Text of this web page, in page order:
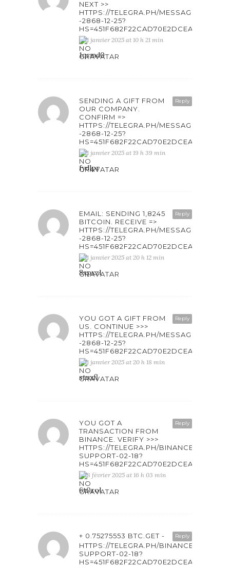
NEXT >>
HTTPS://TELEGRA.PH/MESSAGE-
-2868-12-25?
11 janvier 2025 at 10 h 21 min
1qcmd0
Reply
SENDING A GIFT FROM
OUR COMPANY.
CONFIRM =>
HTTPS://TELEGRA.PH/MESSAGE-
-2868-12-25?
11 janvier 2025 at 19 h 39 min
fydlpr
Reply
EMAIL: SENDING 1,8245
BITCOIN. RECEIVE =>
HTTPS://TELEGRA.PH/MESSAGE-
-2868-12-25?
11 janvier 2025 at 20 h 12 min
8spxzl
Reply
YOU GOT A GIFT FROM
US. CONTINUE >>>
HTTPS://TELEGRA.PH/MESSAGE-
-2868-12-25?
11 janvier 2025 at 20 h 18 min
stuxfl
Reply
YOU GOT A
TRANSACTION FROM
BINANCE. VERIFY >>>
HTTPS://TELEGRA.PH/BINANCE-
SUPPORT-02-18?
18 février 2025 at 16 h 03 min
6t0rol
Reply
+ 0.75275553 BTC.GET -
HTTPS://TELEGRA.PH/BINANCE-
SUPPORT-02-18?